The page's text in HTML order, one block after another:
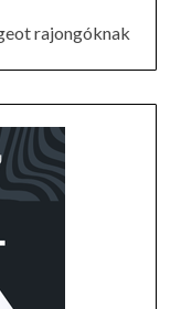
rajongóknak